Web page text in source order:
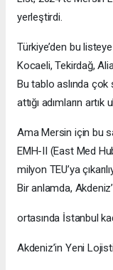
yerleştirdi.
Türkiye’den bu
Kocaeli, Tekirdağ,
Bu tablo aslında çok
attığı adımların artık
Ama Mersin için bu
EMH-II (East Med
milyon TEU’ya
Bir anlamda,
ortasında İstanbul
Akdeniz’in Yeni